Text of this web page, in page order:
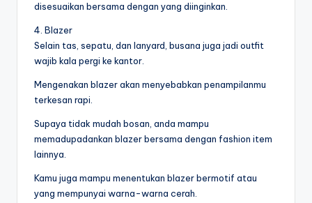
disesuaikan bersama dengan yang diinginkan.
4. Blazer
Selain tas, sepatu, dan lanyard, busana juga jadi outfit
wajib kala pergi ke kantor.
Mengenakan blazer akan menyebabkan penampilanmu
terkesan rapi.
Supaya tidak mudah bosan, anda mampu
memadupadankan blazer bersama dengan fashion item
lainnya.
Kamu juga mampu menentukan blazer bermotif atau
yang mempunyai warna-warna cerah.